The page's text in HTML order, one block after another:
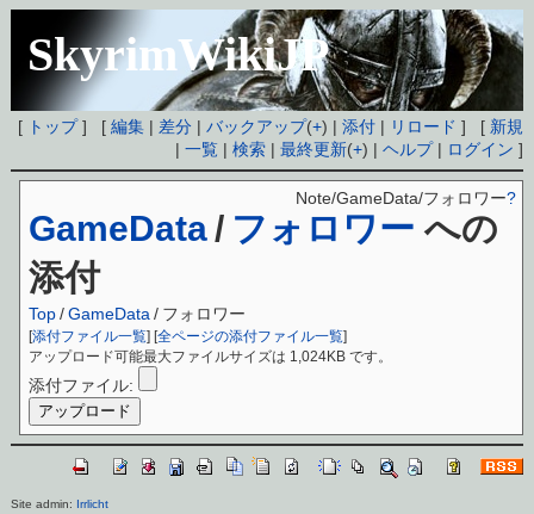
SkyrimWikiJP
[ トップ] [編集 | 差分 |バックアップ(+) |添付 | リロード ] [ 新規
|一覧 |検索 |最終更新(+) |ヘルプ| ログイン ]
GameData / フォロワー への
添付
Note/GameData/フォロワー?
Top /GameData / フォロワー
[添付ファイル一覧] [全ページの添付ファイル一覧]
アップロード可能最大ファイルサイズは 1,024KB です。
添付ファイル:
Site admin: Irrlicht